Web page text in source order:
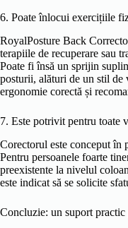
6. Poate înlocui exercițiile
RoyalPosture Back
terapiile de recuperare sau
Poate fi însă un sprijin
posturii, alături de un stil de
ergonomie corectă și
7. Este potrivit pentru toate
Corectorul este conceput în
Pentru persoanele foarte
preexistente la nivelul
este indicat să se solicite
Concluzie: un suport